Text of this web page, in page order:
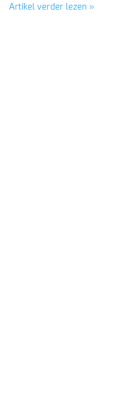
Artikel verder lezen »